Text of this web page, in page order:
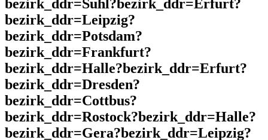
bezirk_ddr=Suhl?bezirk_ddr=Erfurt?
bezirk_ddr=Leipzig?
bezirk_ddr=Potsdam?
bezirk_ddr=Frankfurt?
bezirk_ddr=Halle?bezirk_ddr=Erfurt?
bezirk_ddr=Dresden?
bezirk_ddr=Cottbus?
bezirk_ddr=Rostock?bezirk_ddr=Halle?
bezirk_ddr=Gera?bezirk_ddr=Leipzig?